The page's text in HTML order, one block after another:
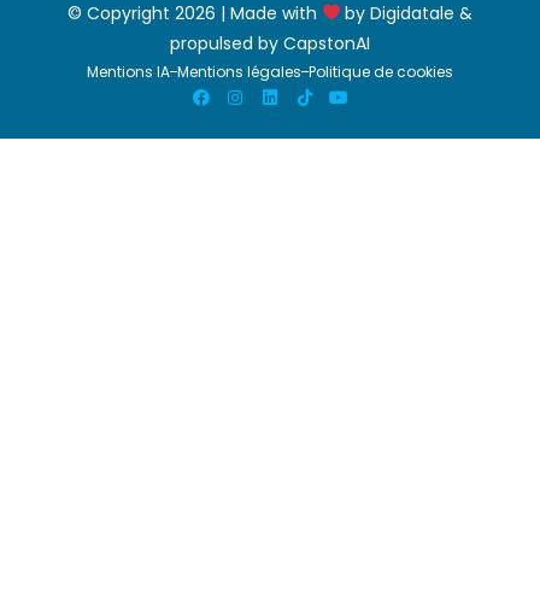
© Copyright 2026 | Made with byDigidatale &
propulsed by CapstonAI
Mentions IA Mentions légales Politique de cookies